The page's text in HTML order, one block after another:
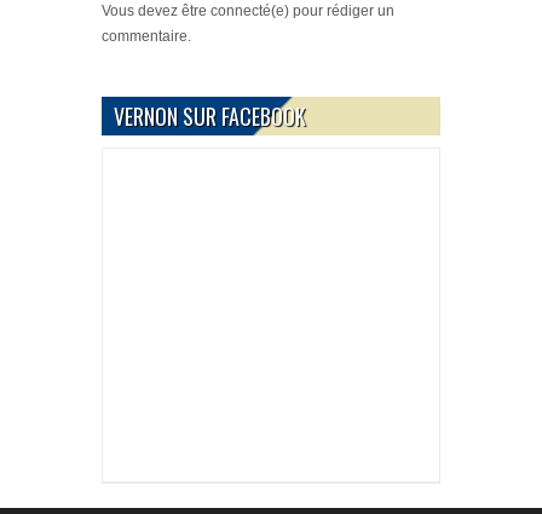
Vous devez être connecté(e) pour rédiger un
commentaire.
VERNON SUR FACEBOOK